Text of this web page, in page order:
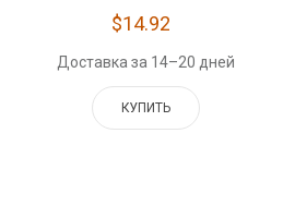
$14.92
Доставка за 14–20 дней
КУПИТЬ